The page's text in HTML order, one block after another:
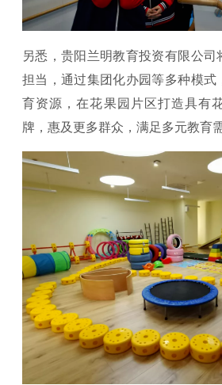
另悉，贵阳兰明教育投资有限公
担当，通过集团化办园等多种模式
育资源，在花果园片区打造具有
牌，惠及更多群众，满足多元教育需